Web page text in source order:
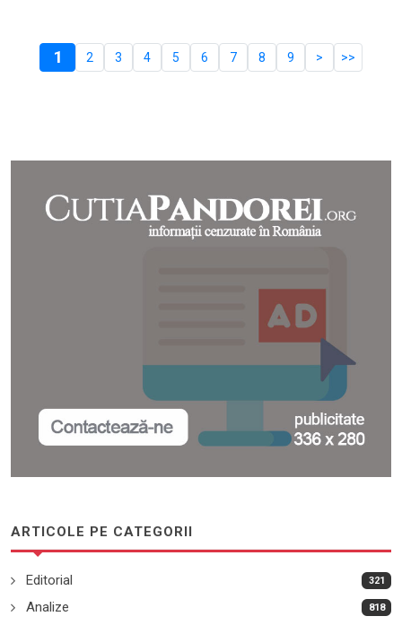
1 2 3 4 5 6 7 8 9 > >>
ARTICOLE PE CATEGORII
Editorial 321
Analize 818